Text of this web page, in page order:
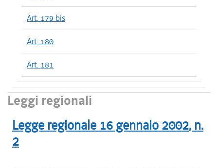
Art. 179 bis
Art. 180
Art. 181
Leggi regionali
Legge regionale 16 gennaio 2002, n.
2